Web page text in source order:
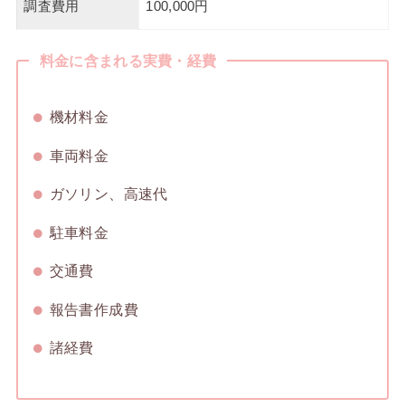
調査費用 100,000円
料金に含まれる実費・経費
機材料金
車両料金
ガソリン、高速代
駐車料金
交通費
報告書作成費
諸経費